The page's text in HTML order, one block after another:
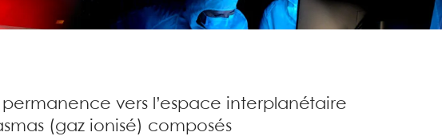
vers l’espace interplanétaire
(gaz ionisé) composés